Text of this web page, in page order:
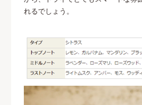
れるでしょう。